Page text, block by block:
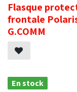
Flasque
frontale
G.COMM
En stock